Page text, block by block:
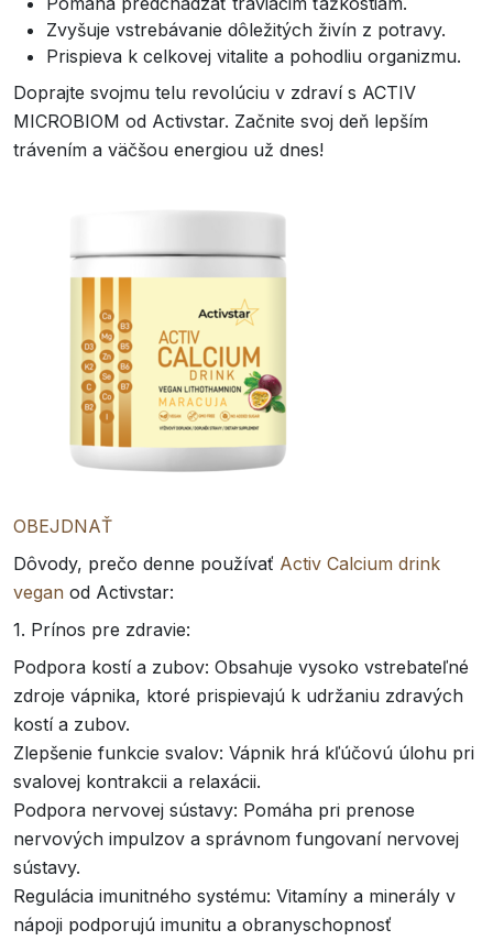
Zvyšuje vstrebávanie dôležitých živín z potravy.
Prispieva k celkovej vitalite a pohodliu organizmu.
Doprajte svojmu telu revolúciu v zdraví s ACTIV
MICROBIOM od Activstar. Začnite svoj deň lepším
trávením a väčšou energiou už dnes!
OBEJDNAŤ
Dôvody, prečo denne používať Activ Calcium drink
vegan od Activstar:
1. Prínos pre zdravie:
Podpora kostí a zubov: Obsahuje vysoko vstrebateľné
zdroje vápnika, ktoré prispievajú k udržaniu zdravých
kostí a zubov.
Zlepšenie funkcie svalov: Vápnik hrá kľúčovú úlohu pri
svalovej kontrakcii a relaxácii.
Podpora nervovej sústavy: Pomáha pri prenose
nervových impulzov a správnom fungovaní nervovej
sústavy.
Regulácia imunitného systému: Vitamíny a minerály v
nápoji podporujú imunitu a obranyschopnosť